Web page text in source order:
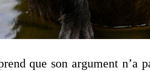
que son argument n’a